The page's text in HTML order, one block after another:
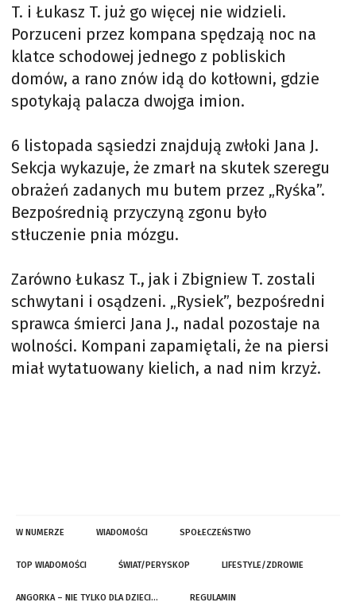
T. i Łukasz T. już go więcej nie widzieli.
Porzuceni przez kompana spędzają noc na
klatce schodowej jednego z pobliskich
domów, a rano znów idą do kotłowni, gdzie
spotykają palacza dwojga imion.
6 listopada sąsiedzi znajdują zwłoki Jana J.
Sekcja wykazuje, że zmarł na skutek szeregu
obrażeń zadanych mu butem przez „Ryśka”.
Bezpośrednią przyczyną zgonu było
stłuczenie pnia mózgu.
Zarówno Łukasz T., jak i Zbigniew T. zostali
schwytani i osądzeni. „Rysiek”, bezpośredni
sprawca śmierci Jana J., nadal pozostaje na
wolności. Kompani zapamiętali, że na piersi
miał wytatuowany kielich, a nad nim krzyż.
W NUMERZE WIADOMOŚCI SPOŁECZEŃSTWO
TOP WIADOMOŚCI ŚWIAT/PERYSKOP LIFESTYLE/ZDROWIE
ANGORKA – NIE TYLKO DLA DZIECI… REGULAMIN